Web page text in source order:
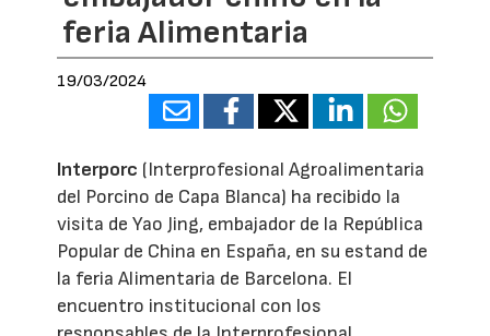
feria Alimentaria
19/03/2024
Interporc (Interprofesional Agroalimentaria
del Porcino de Capa Blanca) ha recibido la
visita de Yao Jing, embajador de la República
Popular de China en España, en su estand de
la feria Alimentaria de Barcelona. El
encuentro institucional con los